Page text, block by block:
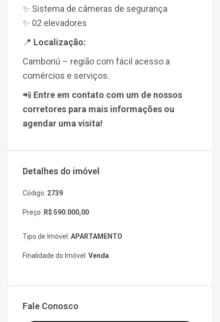
✨ Sistema de câmeras de segurança
✨ 02 elevadores
📍 Localização:
Camboriú – região com fácil acesso a
comércios e serviços.
📲 Entre em contato com um de nossos
corretores para mais informações ou
agendar uma visita!
Detalhes do imóvel
Código: 2739
Preço: R$ 590.000,00
Tipo de Imóvel: APARTAMENTO
Finalidade do Imóvel: Venda
Fale Conosco